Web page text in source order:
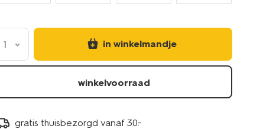
1 in winkelmandje
winkelvoorraad
gratis thuisbezorgd vanaf 30.-